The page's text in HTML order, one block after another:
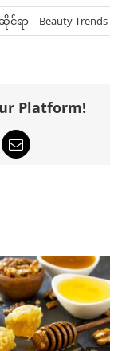
ာ – Beauty Trends
Platform!
Email